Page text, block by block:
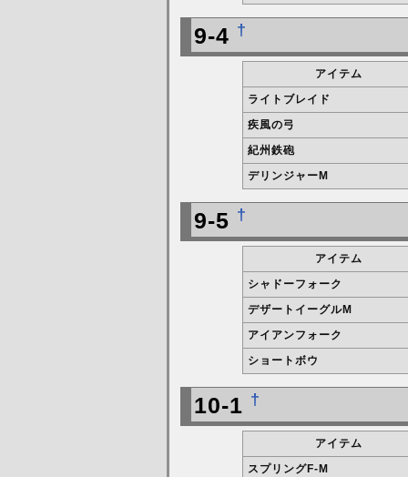
9-4 †
アイテム
ライトブレイド
疾風の弓
紀州鉄砲
デリンジャーM
9-5 †
アイテム
シャドーフォーク
デザートイーグルM
アイアンフォーク
ショートボウ
10-1 †
アイテム
スプリングF-M